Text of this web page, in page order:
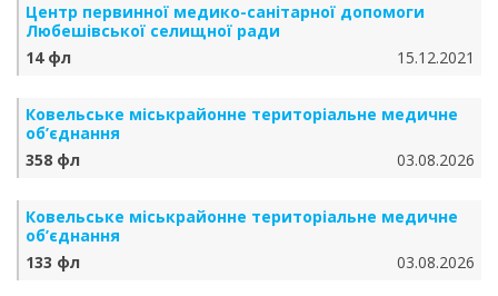
Центр первинної медико-санітарної допомоги
Любешівської селищної ради
14 фл
15.12.2021
Ковельське міськрайонне територіальне медичне
об’єднання
358 фл
03.08.2026
Ковельське міськрайонне територіальне медичне
об’єднання
133 фл
03.08.2026